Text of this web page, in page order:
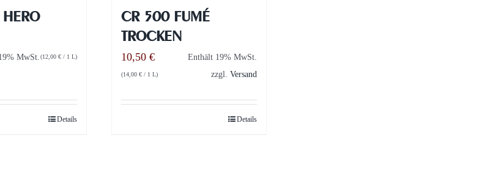
MwSt. (12,00€ / 1 L)
Details
CR 500 FUMÉ
TROCKEN
10,50€ Enthält 19% MwSt.
(14,00€ / 1 L) zzgl. Versand
Details